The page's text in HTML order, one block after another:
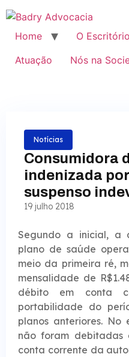
Home O Escritório
Atuação
Nós na
Notícias
Consumidora
indenizada
suspenso
19 julho 2018
Segundo a inicial, a
plano de saúde
meio da primeira ré,
mensalidade de
débito em conta
portabilidade do
planos anteriores. No
não foram
conta corrente da